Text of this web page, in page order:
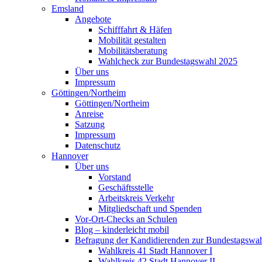
Emsland
Angebote
Schifffahrt & Häfen
Mobilität gestalten
Mobilitätsberatung
Wahlcheck zur Bundestagswahl 2025
Über uns
Impressum
Göttingen/Northeim
Göttingen/Northeim
Anreise
Satzung
Impressum
Datenschutz
Hannover
Über uns
Vorstand
Geschäftsstelle
Arbeitskreis Verkehr
Mitgliedschaft und Spenden
Vor-Ort-Checks an Schulen
Blog – kinderleicht mobil
Befragung der Kandidierenden zur
Wahlkreis 41 Stadt Hannover I